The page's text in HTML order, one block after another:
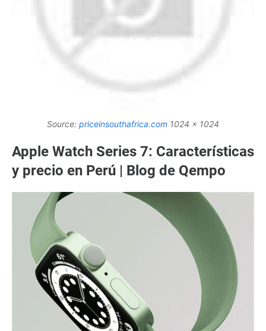
Source: priceinsouthafrica.com 1024 x 1024
Apple Watch Series 7: Características
y precio en Perú | Blog de Qempo